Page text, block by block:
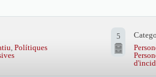
, Polítiques
5